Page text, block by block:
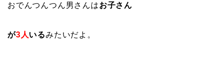
おでんつんつん男さんはお子さん
が3人いるみたいだよ。